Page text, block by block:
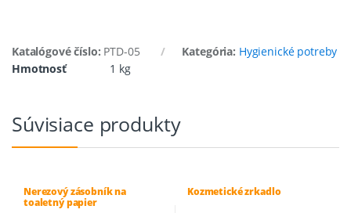
Katalógové číslo: PTD-05 Kategória: Hygienické potreby
Hmotnosť
1 kg
Súvisiace produkty
Nerezový zásobník na
toaletný papier
Kozmetické zrkadlo